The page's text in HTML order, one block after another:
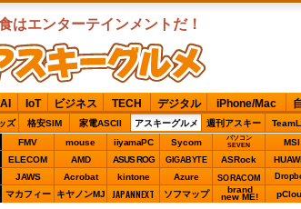
はエンターテインメントだ！
ルメ
AI IoT ビジネス TECH デジタル iPhone/Mac
ズ 格安SIM 家電ASCII アスキーグルメ 週刊アスキー
FMV mouse iiyamaPC Sycom
パソコン
SEVEN
MSI
ELECOM AMD ASUS ROG GIGABYTE ASRock
JAWS Acrobat kintone Azure SORACOM
マカフィー キヤノンMJ JAPANNEXT ソフマップ brand
new ME!